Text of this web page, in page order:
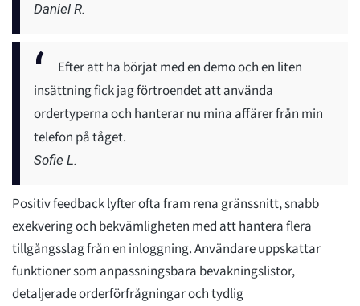
Daniel R.
Efter att ha börjat med en demo och en liten
insättning fick jag förtroendet att använda
ordertyperna och hanterar nu mina affärer från min
telefon på tåget.
Sofie L.
Positiv feedback lyfter ofta fram rena gränssnitt, snabb
exekvering och bekvämligheten med att hantera flera
tillgångsslag från en inloggning. Användare uppskattar
funktioner som anpassningsbara bevakningslistor,
detaljerade orderförfrågningar och tydlig